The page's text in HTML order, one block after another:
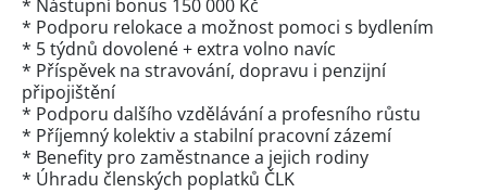
* Nástupní bonus 150 000 Kč
* Podporu relokace a možnost pomoci s bydlením
* 5 týdnů dovolené + extra volno navíc
* Příspěvek na stravování, dopravu i penzijní
připojištění
* Podporu dalšího vzdělávání a profesního růstu
* Příjemný kolektiv a stabilní pracovní zázemí
* Benefity pro zaměstnance a jejich rodiny
* Úhradu členských poplatků ČLK